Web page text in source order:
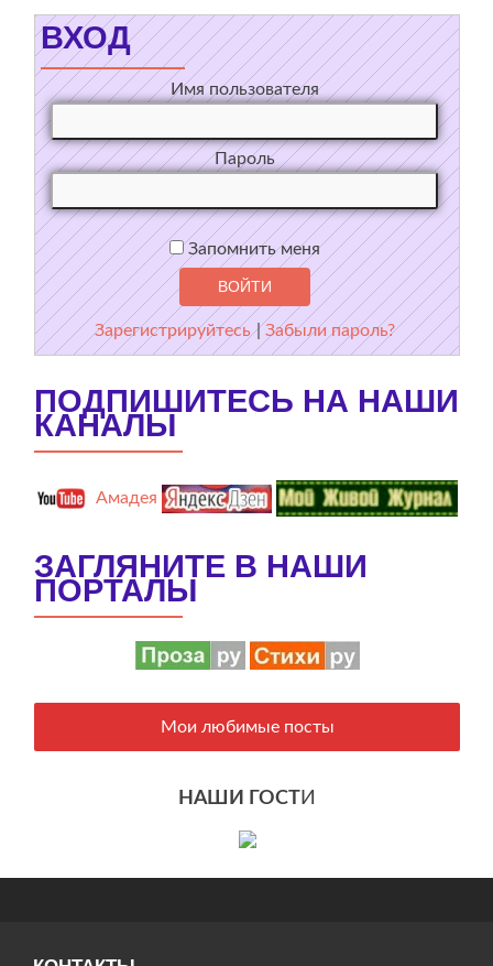
ВХОД
Имя пользователя
Пароль
Запомнить меня
Зарегистрируйтесь |Забыли пароль?
ПОДПИШИТЕСЬ НА НАШИ
КАНАЛЫ
Амадея
ЗАГЛЯНИТЕ В НАШИ
ПОРТАЛЫ
Мои любимые посты
НАШИ ГОСТИ